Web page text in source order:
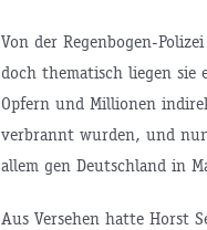
Von der Regenbogen-
doch thematisch liegen sie
Opfern und Millionen
verbrannt wurden, und
allem gen Deutschland in
Aus Versehen hatte Horst